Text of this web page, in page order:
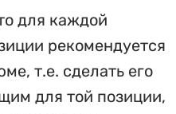
для каждой
рекомендуется
т.е. сделать его
для той позиции,